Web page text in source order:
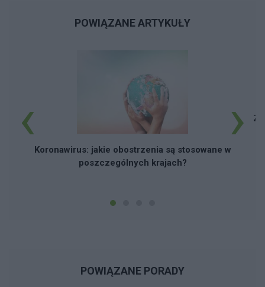
POWIĄZANE ARTYKUŁY
Koronawirus: jakie obostrzenia są stosowane w
poszczególnych krajach?
‹ ›
POWIĄZANE PORADY